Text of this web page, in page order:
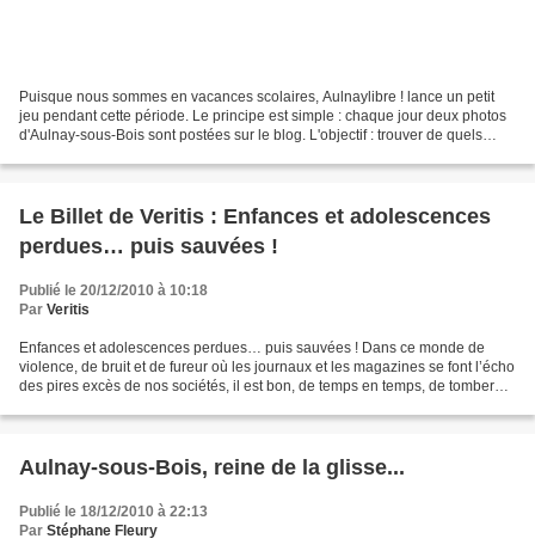
Puisque nous sommes en vacances scolaires, Aulnaylibre ! lance un petit
jeu pendant cette période. Le principe est simple : chaque jour deux photos
d'Aulnay-sous-Bois sont postées sur le blog. L'objectif : trouver de quels
Le Billet de Veritis : Enfances et adolescences
perdues… puis sauvées !
Publié le 20/12/2010 à 10:18
Par Veritis
Enfances et adolescences perdues… puis sauvées ! Dans ce monde de
violence, de bruit et de fureur où les journaux et les magazines se font l’écho
des pires excès de nos sociétés, il est bon, de temps en temps, de tomber
Aulnay-sous-Bois, reine de la glisse...
Publié le 18/12/2010 à 22:13
Par Stéphane Fleury